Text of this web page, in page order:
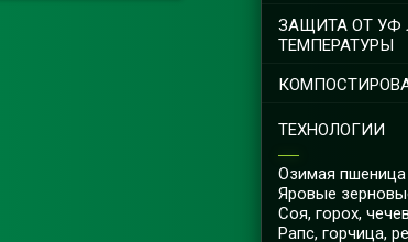
ЗАЩИТА ОТ УФ
ТЕМПЕРАТУРЫ
ТЕХНОЛОГИИ
Озимая пшеница
Яровые
Соя, горох,
Рапс, горчица,